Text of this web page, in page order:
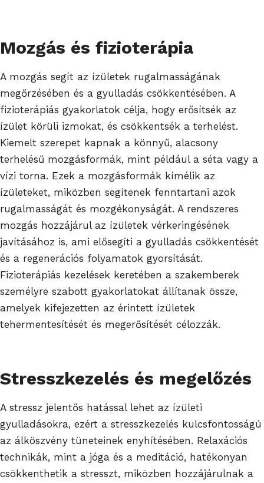
Mozgás és fizioterápia
A mozgás segít az ízületek rugalmasságának
megőrzésében és a gyulladás csökkentésében. A
fizioterápiás gyakorlatok célja, hogy erősítsék az
ízület körüli izmokat, és csökkentsék a terhelést.
Kiemelt szerepet kapnak a könnyű, alacsony
terhelésű mozgásformák, mint például a séta vagy a
vízi torna. Ezek a mozgásformák kímélik az
ízületeket, miközben segítenek fenntartani azok
rugalmasságát és mozgékonyságát. A rendszeres
mozgás hozzájárul az ízületek vérkeringésének
javításához is, ami elősegíti a gyulladás csökkentését
és a regenerációs folyamatok gyorsítását.
Fizioterápiás kezelések keretében a szakemberek
személyre szabott gyakorlatokat állítanak össze,
amelyek kifejezetten az érintett ízületek
tehermentesítését és megerősítését célozzák.
Stresszkezelés és megelőzés
A stressz jelentős hatással lehet az ízületi
gyulladásokra, ezért a stresszkezelés kulcsfontosságú
az álköszvény tüneteinek enyhítésében. Relaxációs
technikák, mint a jóga és a meditáció, hatékonyan
csökkenthetik a stresszt, miközben hozzájárulnak a